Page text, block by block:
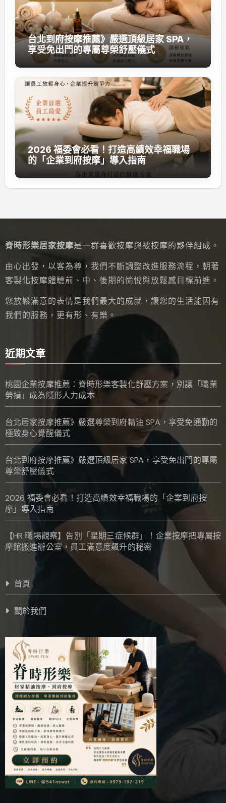
台北到府按摩推薦》嚴選頂級居家 SPA，
享受免出門的專屬尊榮舒壓儀式
2026 福委會必看！打造高績效幸福職場
的「企業到府按摩」導入指南
脊時形樂居家按摩是一群喜歡按摩與被按摩的夥伴組成。
由心出發，以客為尊，我們不斷調整改進服務流程，朝著
客製化按摩體驗前、中、後期的愉悅與放鬆感目標前進。
您放鬆滿意的表情是我們最大的成就，讓您的生活能因有
我們的服務，更有形、有樂。
近期文章
桃園企業按摩推薦：脊時形樂客製化舒壓方案，別讓「職業
勞損」成為隱形人力成本
台北居家按摩推薦》嚴選尊榮到府精油 SPA，享受免通勤的
極致身心覺醒儀式
台北到府按摩推薦》嚴選頂級居家 SPA，享受免出門的專屬
尊榮舒壓儀式
2026 福委會必看！打造高績效幸福職場的「企業到府按
摩」導入指南
【HR 職場觀察】告別「星期三症候群」！企業按摩把專屬按
摩館搬進辦公室，員工滿意度飆升的秘密
首頁
關於我們